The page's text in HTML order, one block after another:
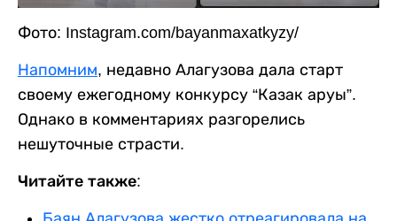
Фото: Instagram.com/bayanmaxatkyzy/
Напомним, недавно Алагузова дала старт
своему ежегодному конкурсу “Казак аруы”.
Однако в комментариях разгорелись
нешуточные страсти.
Читайте также: